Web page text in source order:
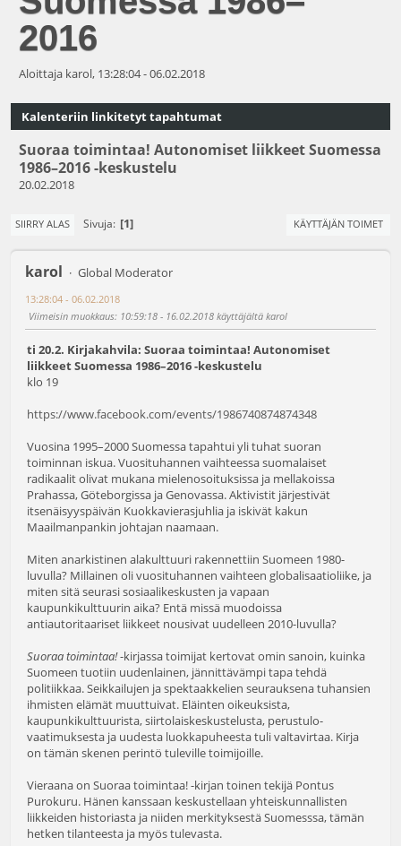
2016
Aloittaja karol, 13:28:04 - 06.02.2018
Kalenteriin linkitetyt tapahtumat
Suoraa toimintaa! Autonomiset liikkeet Suomessa
1986–2016 -keskustelu
20.02.2018
SIIRRY ALAS Sivuja 1 KÄYTTÄJÄN TOIMET
karol Global Moderator
13:28:04 - 06.02.2018
Viimeisin muokkaus: 10:59:18 - 16.02.2018 käyttäjältä karol
ti 20.2. Kirjakahvila: Suoraa toimintaa! Autonomiset
liikkeet Suomessa 1986–2016 -keskustelu
klo 19
https://www.facebook.com/events/1986740874874348
Vuosina 1995–2000 Suomessa tapahtui yli tuhat suoran
toiminnan iskua. Vuosituhannen vaihteessa suomalaiset
radikaalit olivat mukana mielenosoituksissa ja mellakoissa
Prahassa, Göteborgissa ja Genovassa. Aktivistit järjestivät
itsenäisyyspäivän Kuokkavierasjuhlia ja iskivät kakun
Maailmanpankin johtajan naamaan.
Miten anarkistinen alakulttuuri rakennettiin Suomeen 1980-
luvulla? Millainen oli vuosituhannen vaihteen globalisaatioliike, ja
miten sitä seurasi sosiaalikeskusten ja vapaan
kaupunkikulttuurin aika? Entä missä muodoissa
antiautoritaariset liikkeet nousivat uudelleen 2010-luvulla?
Suoraa toimintaa!-kirjassa toimijat kertovat omin sanoin, kuinka
Suomeen tuotiin uudenlainen, jännittävämpi tapa tehdä
politiikkaa. Seikkailujen ja spektaakkelien seurauksena tuhansien
ihmisten elämät muuttuivat. Eläinten oikeuksista,
kaupunkikulttuurista, siirtolaiskeskustelusta, perustulo-
vaatimuksesta ja uudesta luokkapuheesta tuli valtavirtaa. Kirja
on tämän skenen perintö tuleville toimijoille.
Vieraana on Suoraa toimintaa! -kirjan toinen tekijä Pontus
Purokuru. Hänen kanssaan keskustellaan yhteiskunnallisten
liikkeiden historiasta ja niiden merkityksestä Suomesssa, tämän
hetken tilanteesta ja myös tulevasta.